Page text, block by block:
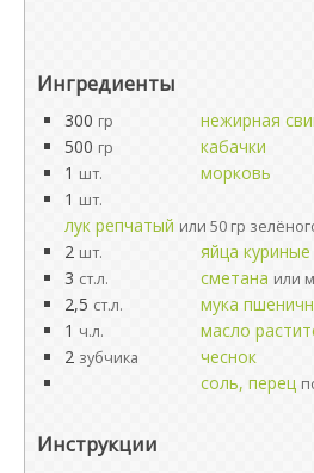
Ингредиенты
300 гр
нежирная
500 гр
кабачки
1 шт.
морковь
1 шт.
лук репчатый или 50 гр
2 шт.
яйца куриные
3 ст.л. сметана или
2,5 ст.л. мука
1 ч.л.
масло
2 зубчика
чеснок
соль, перец
Инструкции